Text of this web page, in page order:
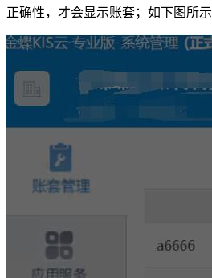
正确性，才会显示账套；如下图所示